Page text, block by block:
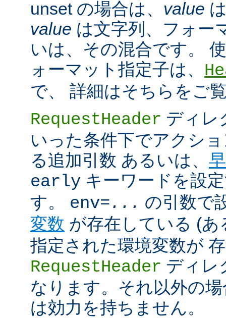
unset の場合は、 value
value は文字列、フォー
いは、その混合です。
ォーマット指定子は、
で、 詳細はそちらをご
RequestHeader ディレ
いった条件下でアクシ
る追加引数 あるいは、
early キーワードを設
す。 env=... の引数で
変数 が存在している (
指定された環境変数が
RequestHeader ディレ
なります。それ以外の
は効力を持ちません。